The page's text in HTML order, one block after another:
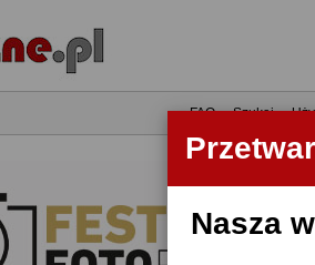
Nasza
•FAQ•Szukaj•